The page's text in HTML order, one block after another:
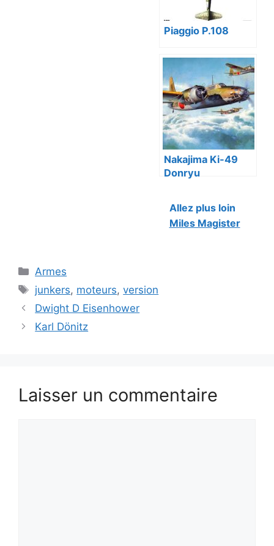
Piaggio P.108
Nakajima Ki-49
Donryu
Allez plus loin
Miles Magister
Catégories
Armes
Étiquettes
junkers, moteurs,version
Dwight D Eisenhower
Karl Dönitz
Laisser un commentaire